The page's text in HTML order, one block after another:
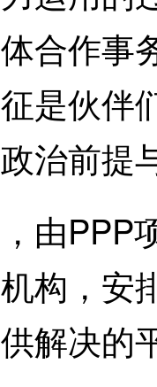
合作事
是伙伴
治前提
PPP
构，安
解决的